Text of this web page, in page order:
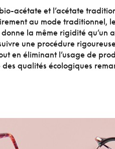
acétate et l’acétate
au mode
la même rigidité
une procédure
en éliminant l’usage de
qualités écologiques